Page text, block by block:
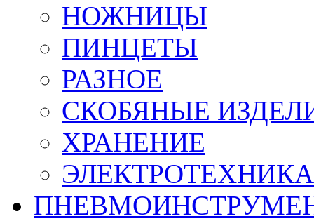
НОЖНИЦЫ
ПИНЦЕТЫ
РАЗНОЕ
СКОБЯНЫЕ
ХРАНЕНИЕ
ЭЛЕКТРОТЕХНИКА